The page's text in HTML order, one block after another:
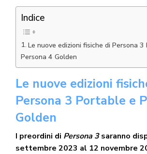
Indice
Le nuove edizioni fisiche di Persona
Persona 4 Golden
Le nuove edizioni
Persona 3 Portable e
Golden
I preordini di Persona 3saranno
settembre 2023 al 12 novembre